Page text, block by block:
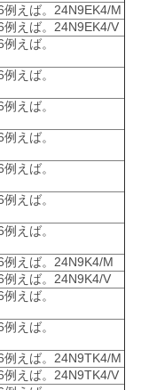
えば。24N9EK4/M
えば。24N9EK4/V
えば。
えば。
えば。
えば。
えば。
えば。
えば。
えば。24N9K4/M
えば。24N9K4/V
えば。
えば。
えば。24N9TK4/M
えば。24N9TK4/V